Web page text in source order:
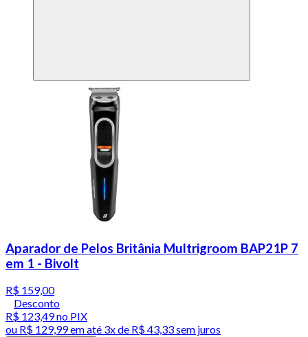
Aparador de Pelos Britânia Multrigroom BAP21P 7
em 1 - Bivolt
R$ 159,00
Desconto
R$ 123,49no PIX
ou R$ 129,99em até 3x de R$ 43,33 sem juros